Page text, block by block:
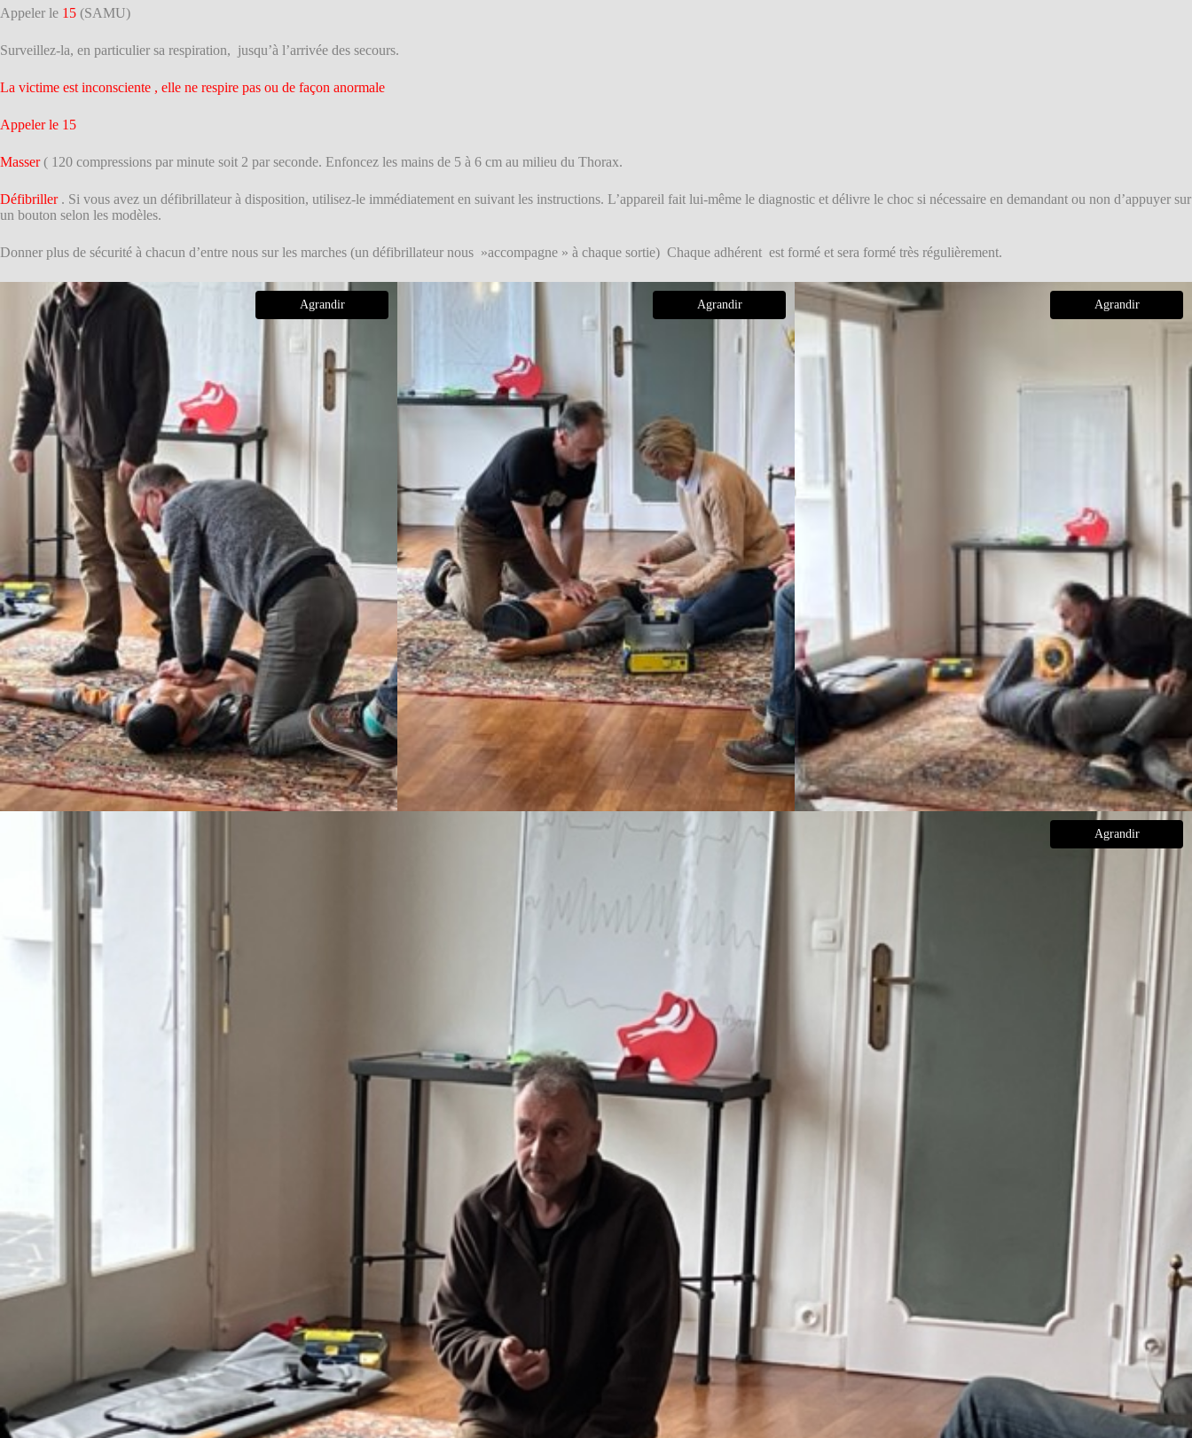
Appeler le 15 (SAMU)
Surveillez-la, en particulier sa respiration, jusqu’à l’arrivée des secours.
La victime est inconsciente , elle ne respire pas ou de façon anormale
Appeler le 15
Masser( 120 compressions par minute soit 2 par seconde. Enfoncez les mains de 5 à 6 cm au milieu du Thorax.
Défibriller. Si vous avez un défibrillateur à disposition, utilisez-le immédiatement en suivant les instructions. L’appareil fait lui-même le diagnostic et délivre le choc si nécessaire en demandant ou non d’appuyer sur
un bouton selon les modèles.
Donner plus de sécurité à chacun d’entre nous sur les marches (un défibrillateur nous »accompagne » à chaque sortie) Chaque adhérent est formé et sera formé très régulièrement.
Agrandir Agrandir Agrandir
Agrandir